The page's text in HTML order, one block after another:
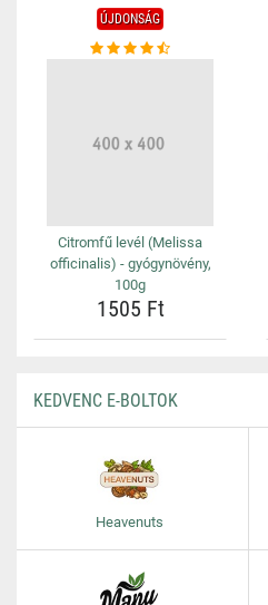
ÚJDONSÁG
Citromfű levél (Melissa
officinalis) - gyógynövény,
100g
1505 Ft
KEDVENC E-BOLTOK
Heavenuts